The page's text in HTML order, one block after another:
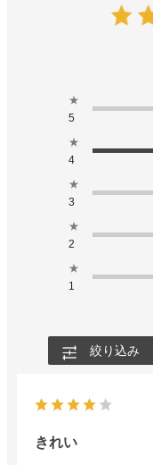
★
5
★
4
★
3
★
2
★
1
絞り込み
きれい